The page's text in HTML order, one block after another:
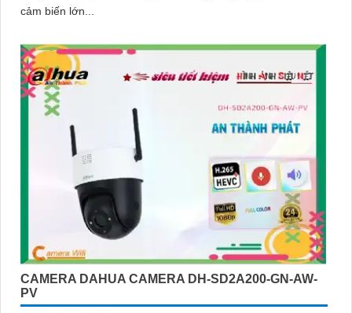
cảm biến lớn...
CAMERA DAHUA CAMERA DH-SD2A200-GN-AW-
PV